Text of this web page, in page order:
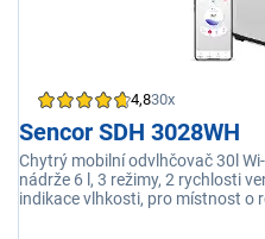
4,830x
Sencor SDH 3028WH
Chytrý mobilní odvlhčovač 30l
nádrže 6 l, 3 režimy, 2 rychlosti
indikace vlhkosti, pro místnost o